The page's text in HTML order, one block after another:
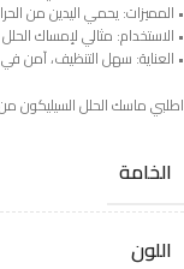
• المميزات: يحمي اليدين من
• الاستخدام: مثالي لإمساك
• العناية: سهل التنظيف، آمن
اطلبي ماسك الحلل السيليكون
الخامة
اللون